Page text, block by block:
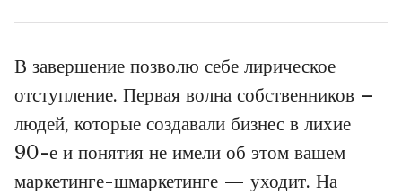
В завершение позволю себе лирическое
отступление. Первая волна собственников –
людей, которые создавали бизнес в лихие
90-е и понятия не имели об этом вашем
маркетинге-шмаркетинге — уходит. На